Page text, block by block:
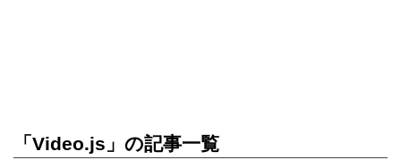
「Video.js」の記事一覧